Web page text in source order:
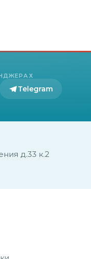
Telegram
д.33 к.2